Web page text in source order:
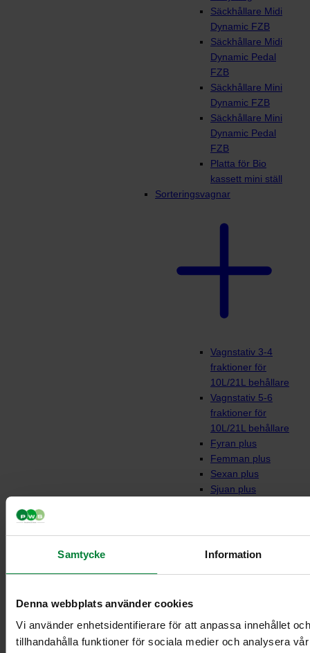
Samtycke Information
Denna webbplats använder cookies
Vi använder enhetsidentifierare för att anpassa innehållet
tillhandahålla funktioner för sociala medier och analysera
Säckhållare Midi
Dynamic FZB
Säckhållare Midi
Dynamic Pedal
FZB
Säckhållare Mini
Dynamic FZB
Säckhållare Mini
Dynamic Pedal
FZB
Platta för Bio
kassett mini ställ
Sorteringsvagnar
Vagnstativ 3-4
fraktioner för
10L/21L behållare
Vagnstativ 5-6
fraktioner för
10L/21L behållare
Fyran plus
Femman plus
Sexan plus
Sjuan plus
Sjuan
Vagnar till behållare